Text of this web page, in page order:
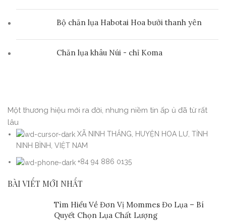
Bộ chăn lụa Habotai Hoa bưởi thanh yên
Chăn lụa khâu Núi - chỉ Koma
Một thương hiệu mới ra đời, nhưng niềm tin ấp ủ đã từ rất
lâu
XÃ NINH THẮNG, HUYỆN HOA LƯ, TỈNH
NINH BÌNH, VIỆT NAM
+84 94 886 0135
BÀI VIẾT MỚI NHẤT
Tìm Hiểu Về Đơn Vị Mommes Đo Lụa – Bí
Quyết Chọn Lụa Chất Lượng